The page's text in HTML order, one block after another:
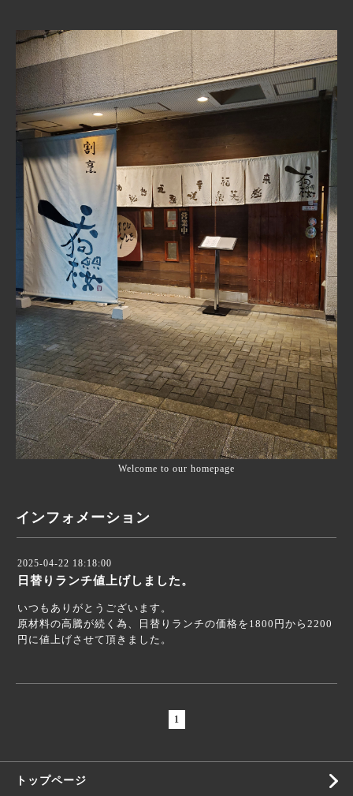
Welcome to our homepage
インフォメーション
2025-04-22 18:18:00
日替りランチ値上げしました。
いつもありがとうございます。
原材料の高騰が続く為、日替りランチの価格を1800円から2200
円に値上げさせて頂きました。
1
トップページ